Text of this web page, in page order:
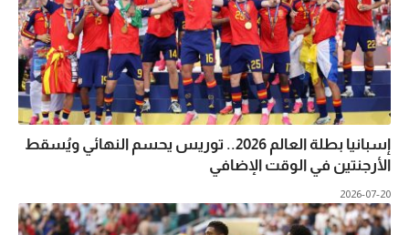
إسبانيا بطلة العالم 2026.. توريس يحسم النهائي ويُسقط
الأرجنتين في الوقت الإضافي
2026-07-20